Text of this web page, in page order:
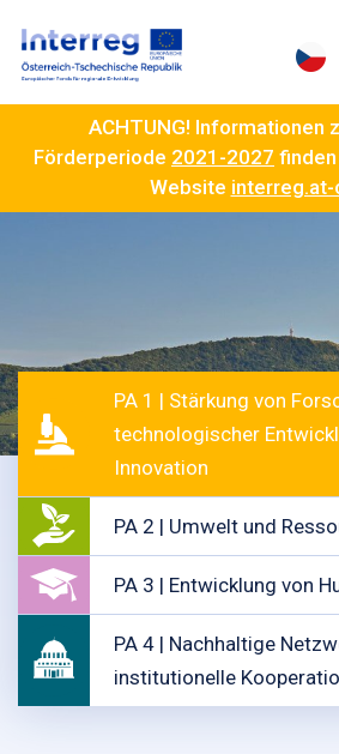
ACHTUNG! Informationen
Förderperiode 2021-2027
Website interreg.at-
PA 1 | Stärkung von
technologischer
Innovation
PA 2 | Umwelt und
PA 3 | Entwicklung von
PA 4 | Nachhaltige
institutionelle